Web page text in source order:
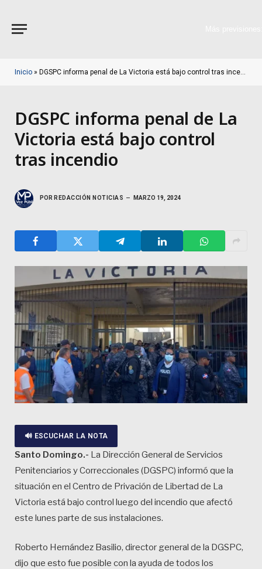
Inicio » DGSPC informa penal de La Victoria está bajo control tras incendio
DGSPC informa penal de La
Victoria está bajo control
tras incendio
POR REDACCIÓN NOTICIAS MARZO 19, 2024
🔊 ESCUCHAR LA NOTA
Santo Domingo.- La Dirección General de Servicios
Penitenciarios y Correccionales (DGSPC) informó que la
situación en el Centro de Privación de Libertad de La
Victoria está bajo control luego del incendio que afectó
este lunes parte de sus instalaciones.
Roberto Hernández Basilio, director general de la DGSPC,
dijo que esto fue posible con la ayuda de todos los